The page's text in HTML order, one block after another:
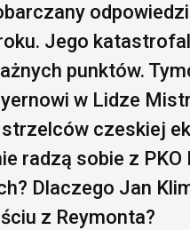
Jego
punktów.
w Lidze
strzelców czeskiej
radzą sobie z
Dlaczego Jan
z Reymonta?